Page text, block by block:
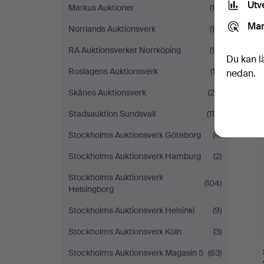
Markus Auktioner
(16)
Norrlands Auktionsverk
(18)
RA Auktionsverket Norrköping
(16)
Roslagens Auktionsverk
(13)
Skånes Auktionsverk
(26)
Stadsauktion Sundsvall
(116)
Stockholms Auktionsverk Göteborg
(4)
Stockholms Auktionsverk Hamburg
(2)
Stockholms Auktionsverk
Helsingborg
(104)
Stockholms Auktionsverk Helsinki
(9)
Stockholms Auktionsverk Köln
(3)
Stockholms Auktionsverk Magasin 5 (63)
Du kan
nedan.